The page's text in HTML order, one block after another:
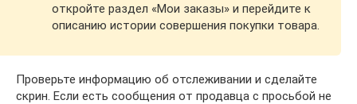
откройте раздел «Мои заказы» и перейдите к
описанию истории совершения покупки товара.
Проверьте информацию об отслеживании и сделайте
скрин. Если есть сообщения от продавца с просьбой не